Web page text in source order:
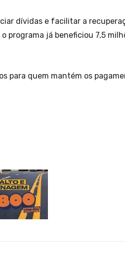
dívidas e facilitar a
programa já beneficiou 7,5
para quem mantém os